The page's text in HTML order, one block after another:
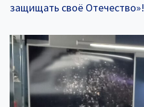
защищать своё Отечество»!